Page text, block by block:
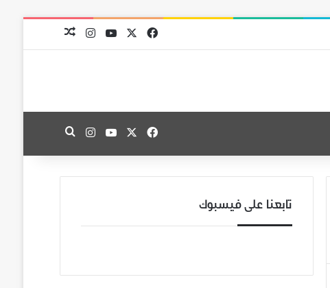
فيسبوك
‫X
‫YouTubeانستقراممقال عشوائي
فيسبوك
‫X
‫YouTubeانستقرامبحث عن
تابعنا على فيسبوك